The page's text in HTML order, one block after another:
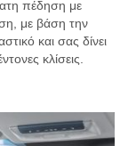
πέδηση με
με βάση την
και σας δίνει
κλίσεις.